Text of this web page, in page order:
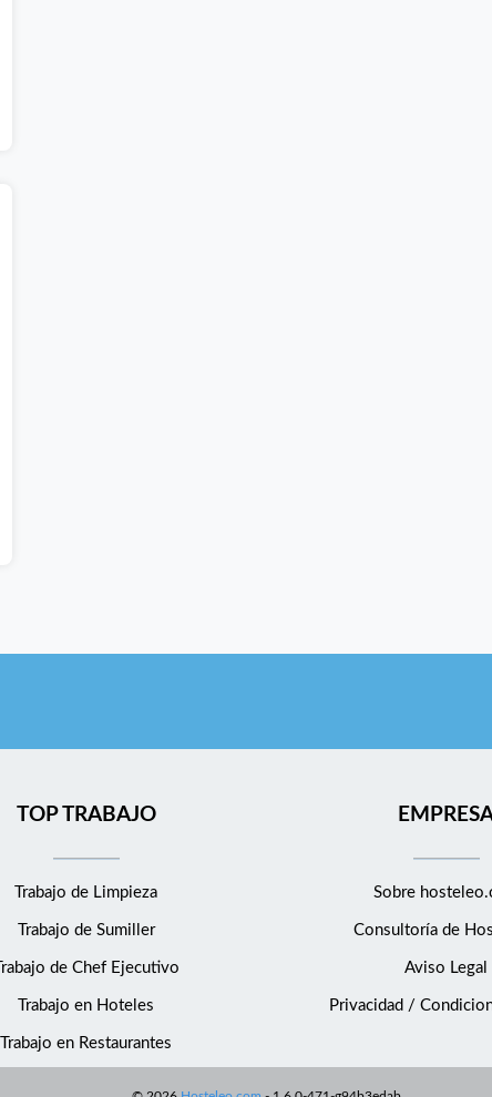
TOP TRABAJO
Trabajo de Limpieza
Trabajo de Sumiller
Trabajo de Chef Ejecutivo
Trabajo en Hoteles
Trabajo en Restaurantes
Sobre
Consultoría de
Aviso Legal
Privacidad /